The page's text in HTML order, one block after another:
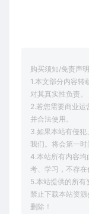
购买须知/免责声明
1.本文部分内容转
对其真实性负责。
2.若您需要商业运
并合法使用。
3.如果本站有侵
我们。将会第一时
4.本站所有内容
考、学习，不存在
5.本站提供的所有
禁止下载本站资
删除！